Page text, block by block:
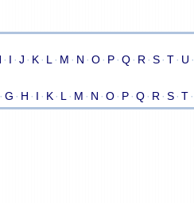
· I · J · K· L · M · N · O· P· Q· R · S· T· U ·
· G · H · I · K· L · M · N · O· P· Q· R · S· T·